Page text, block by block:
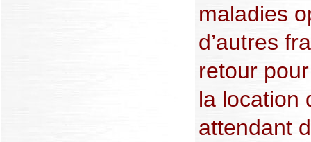
maladies
d’autres
retour
la location
attendant